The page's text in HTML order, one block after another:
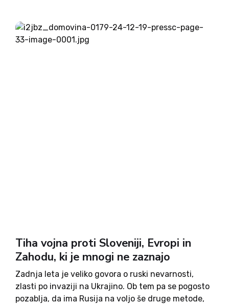
držav na vrhovih v Bruslju in poskušali sami rešiti
zmešnjavo. Mini...
Tiha vojna proti Sloveniji, Evropi in
Zahodu, ki je mnogi ne zaznajo
Zadnja leta je veliko govora o ruski nevarnosti,
zlasti po invaziji na Ukrajino. Ob tem pa se pogosto
pozablja, da ima Rusija na voljo še druge metode,